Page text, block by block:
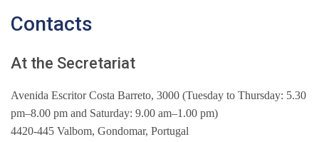
Contacts
At the Secretariat
Avenida Escritor Costa Barreto, 3000 (Tuesday to Thursday: 5.30
pm–8.00 pm and Saturday: 9.00 am–1.00 pm)
4420-445 Valbom, Gondomar, Portugal